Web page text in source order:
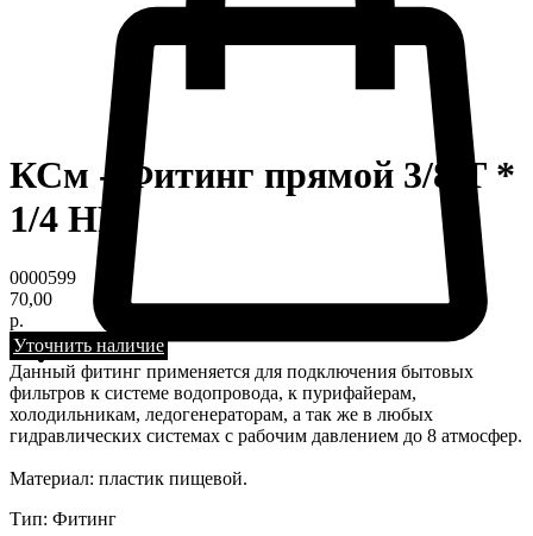
КСм - Фитинг прямой 3/8 Т *
1/4 НР
0000599
70,00
р.
Уточнить наличие
Данный фитинг применяется для подключения бытовых
фильтров к системе водопровода, к пурифайерам,
холодильникам, ледогенераторам, а так же в любых
гидравлических системах с рабочим давлением до 8 атмосфер.
Материал: пластик пищевой.
Тип: Фитинг